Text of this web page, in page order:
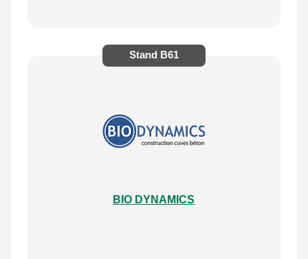
Stand B61
BIO DYNAMICS